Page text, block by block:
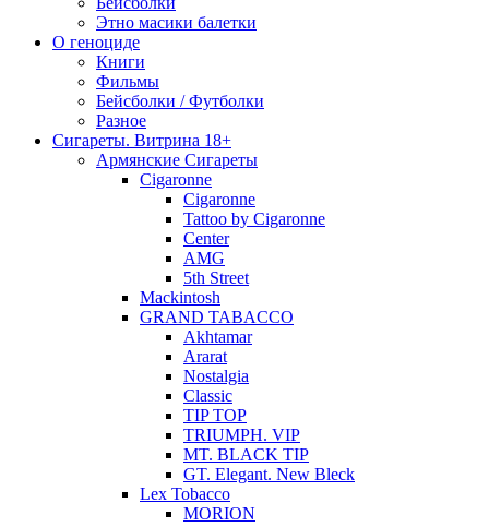
Этно масики балетки
О геноциде
Книги
Фильмы
Бейсболки / Футболки
Разное
Сигареты. Витрина 18+
Армянские Сигареты
Cigaronne
Cigaronne
Tattoo by Cigaronne
Center
AMG
5th Street
Mackintosh
GRAND TABACCO
Akhtamar
Ararat
Nostalgia
Classic
TIP TOP
TRIUMPH. VIP
MT. BLACK TIP
GT. Elegant. New Bleck
Lex Tobacco
MORION